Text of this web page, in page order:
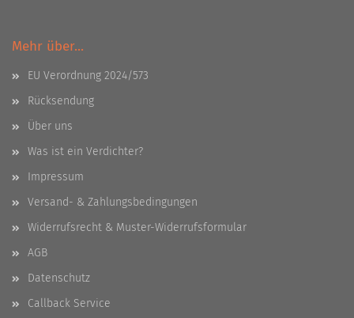
Mehr über...
EU Verordnung 2024/573
Rücksendung
Über uns
Was ist ein Verdichter?
Impressum
Versand- & Zahlungsbedingungen
Widerrufsrecht & Muster-Widerrufsformular
AGB
Datenschutz
Callback Service